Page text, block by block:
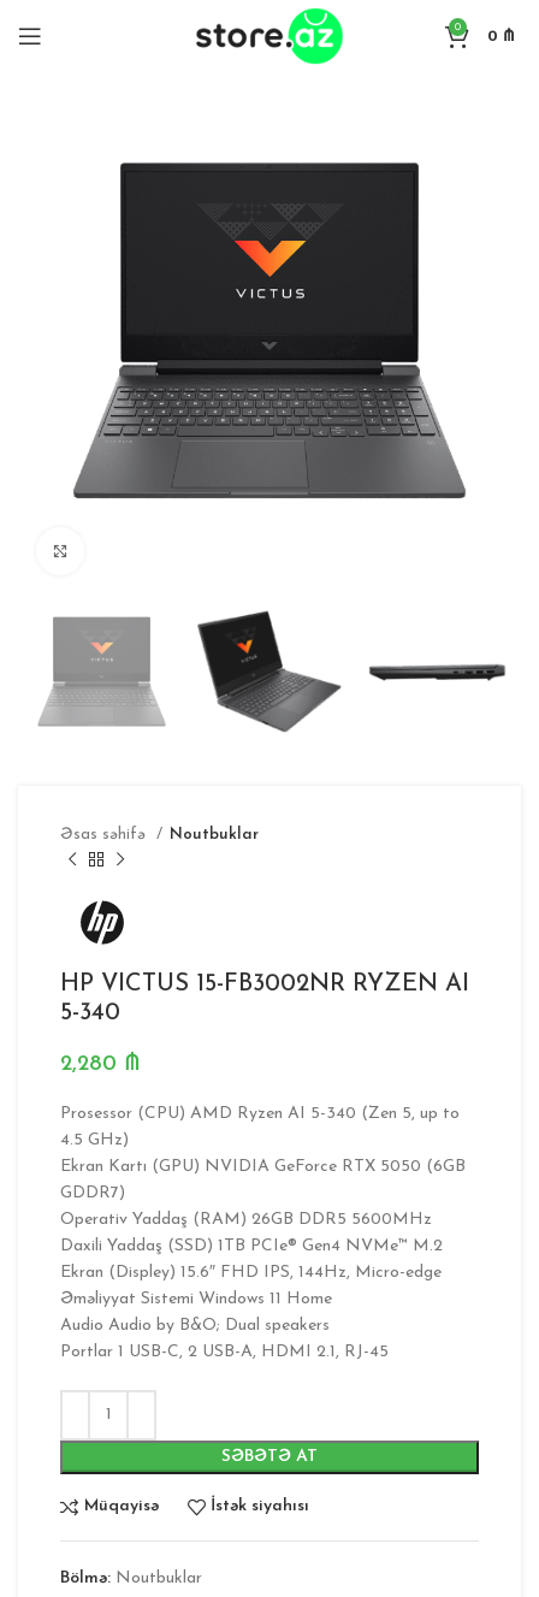
0
0 ₼
Əsas səhifə Noutbuklar
HP VICTUS 15-FB3002NR RYZEN AI
5-340
2,280 ₼
Prosessor (CPU) AMD Ryzen AI 5-340 (Zen 5, up to
4.5 GHz)
Ekran Kartı (GPU) NVIDIA GeForce RTX 5050 (6GB
GDDR7)
Operativ Yaddaş (RAM) 26GB DDR5 5600MHz
Daxili Yaddaş (SSD) 1TB PCIe® Gen4 NVMe™ M.2
Ekran (Displey) 15.6″ FHD IPS, 144Hz, Micro-edge
Əməliyyat Sistemi Windows 11 Home
Audio Audio by B&O; Dual speakers
Portlar 1 USB-C, 2 USB-A, HDMI 2.1, RJ-45
SƏBƏTƏ AT
Müqayisə İstək siyahısı
Bölmə: Noutbuklar